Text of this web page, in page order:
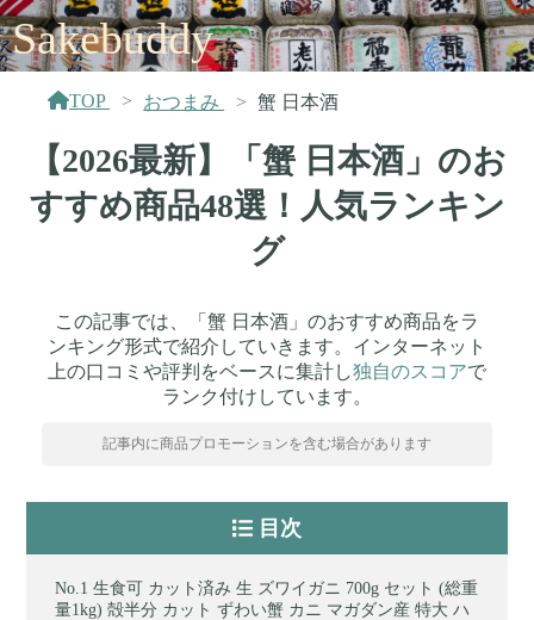
Sakebuddy
TOP おつまみ 蟹 日本酒
【2026最新】「蟹 日本酒」のお
すすめ商品48選！人気ランキン
グ
この記事では、「蟹 日本酒」のおすすめ商品をラ
ンキング形式で紹介していきます。インターネット
上の口コミや評判をベースに集計し独自のスコアで
ランク付けしています。
記事内に商品プロモーションを含む場合があります
目次
生食可 カット済み 生 ズワイガニ 700g セット (総重
量1kg) 殻半分 カット ずわい蟹 カニ マガダン産 特大 ハ